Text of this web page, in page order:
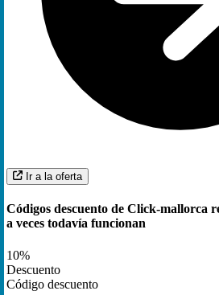
Ir a la oferta
Códigos descuento de Click-mallorca
a veces todavía funcionan
10%
Descuento
Código descuento